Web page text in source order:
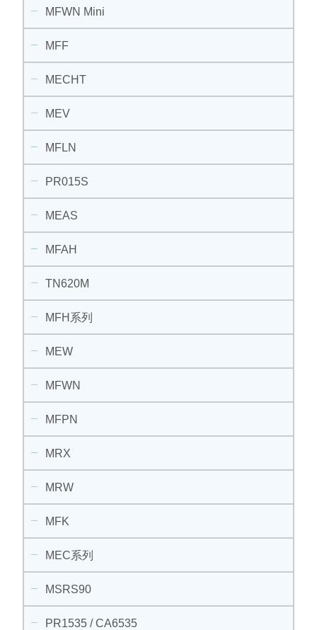
MFWN Mini
MFF
MECHT
MEV
MFLN
PR015S
MEAS
MFAH
TN620M
MFH系列
MEW
MFWN
MFPN
MRX
MRW
MFK
MEC系列
MSRS90
PR1535 / CA6535